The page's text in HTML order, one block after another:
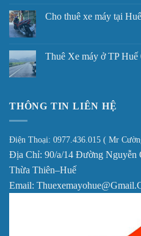
Cho thuê xe máy tại
Thuê Xe máy ở TP Huế
THÔNG TIN LIÊN HỆ
Điện Thoại: 0977.436.015 ( Mr
Địa Chỉ: 90/a/14 Đường Nguyễn
Thừa Thiên–Huế
Email: